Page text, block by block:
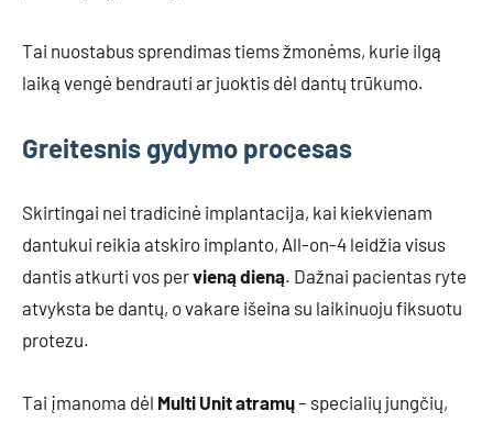
Tai nuostabus sprendimas tiems žmonėms, kurie ilgą
laiką vengė bendrauti ar juoktis dėl dantų trūkumo.
Greitesnis gydymo procesas
Skirtingai nei tradicinė implantacija, kai kiekvienam
dantukui reikia atskiro implanto, All-on-4 leidžia visus
dantis atkurti vos pervieną dieną. Dažnai pacientas ryte
atvyksta be dantų, o vakare išeina su laikinuoju fiksuotu
protezu.
Tai įmanoma dėl Multi Unit atramų– specialių jungčių,